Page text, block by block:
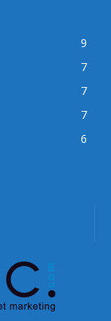
9
7
7
7
6